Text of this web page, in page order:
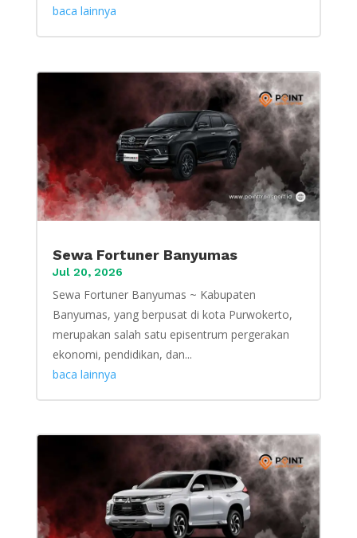
baca lainnya
Sewa Fortuner Banyumas
Jul 20, 2026
Sewa Fortuner Banyumas ~ Kabupaten
Banyumas, yang berpusat di kota Purwokerto,
merupakan salah satu episentrum pergerakan
ekonomi, pendidikan, dan...
baca lainnya